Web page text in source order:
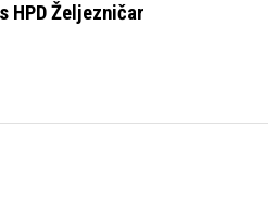
HPD Željezničar